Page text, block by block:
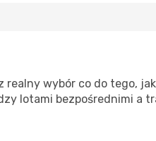
wybór co do tego,
lotami bezpośrednimi a